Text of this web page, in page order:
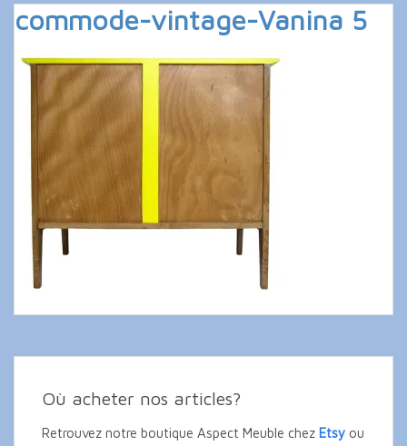
commode-vintage-Vanina 5
Où acheter nos articles?
Retrouvez notre boutique Aspect Meuble chez Etsy ou